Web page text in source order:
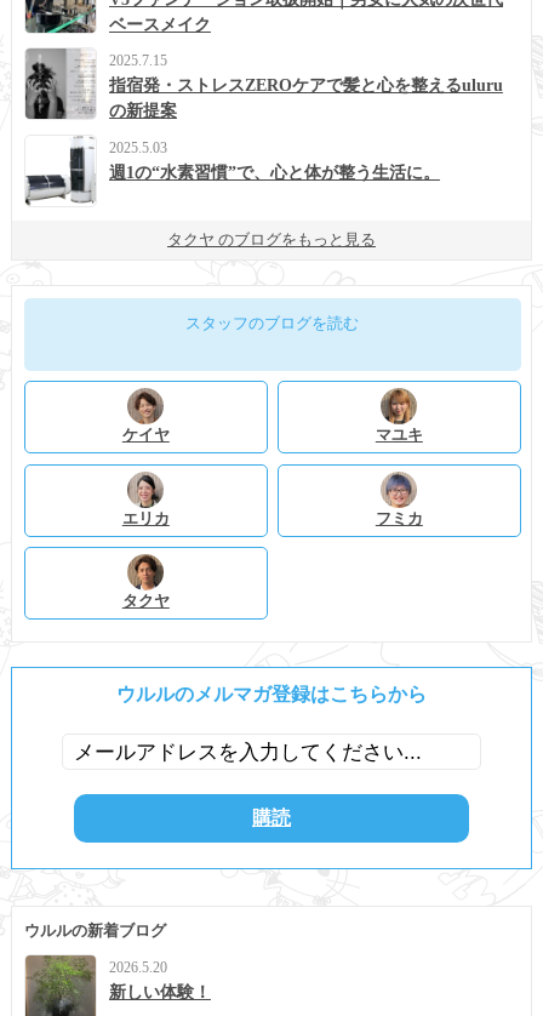
ベースメイク
2025.7.15
指宿発・ストレスZEROケアで髪と心を整えるuluru
の新提案
2025.5.03
週1の“水素習慣”で、心と体が整う生活に。
タクヤ のブログをもっと見る
スタッフのブログを読む
ケイヤ マユキ
エリカ フミカ
タクヤ
ウルルのメルマガ登録はこちらから
ウルルの新着ブログ
2026.5.20
新しい体験！